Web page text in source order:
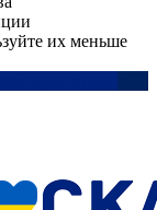
их меньше